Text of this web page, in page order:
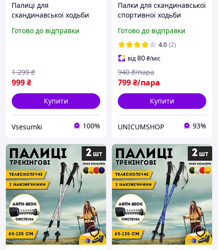
Палиці для
скандинавської ходьби
літніх Трекінгові палиці
Готово до відправки
999₴
1 299 ₴
Купити
Vsesumki 100%
Палки для скандинавської
спортивної ходьби
палиці для альпінізму
Hechpro 3924 чорні
Готово до відправки
4.0 (2)
від80₴/міс
799₴/пара
940 ₴/пара
Купити
UNICUMSHOP 93%